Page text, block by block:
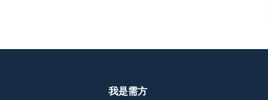
我是需方